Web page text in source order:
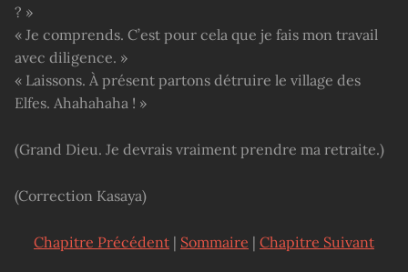
? »
« Je comprends. C’est pour cela que je fais mon travail
avec diligence. »
« Laissons. À présent partons détruire le village des
Elfes. Ahahahaha ! »
(Grand Dieu. Je devrais vraiment prendre ma retraite.)
(Correction Kasaya)
Chapitre Précédent | Sommaire | Chapitre Suivant